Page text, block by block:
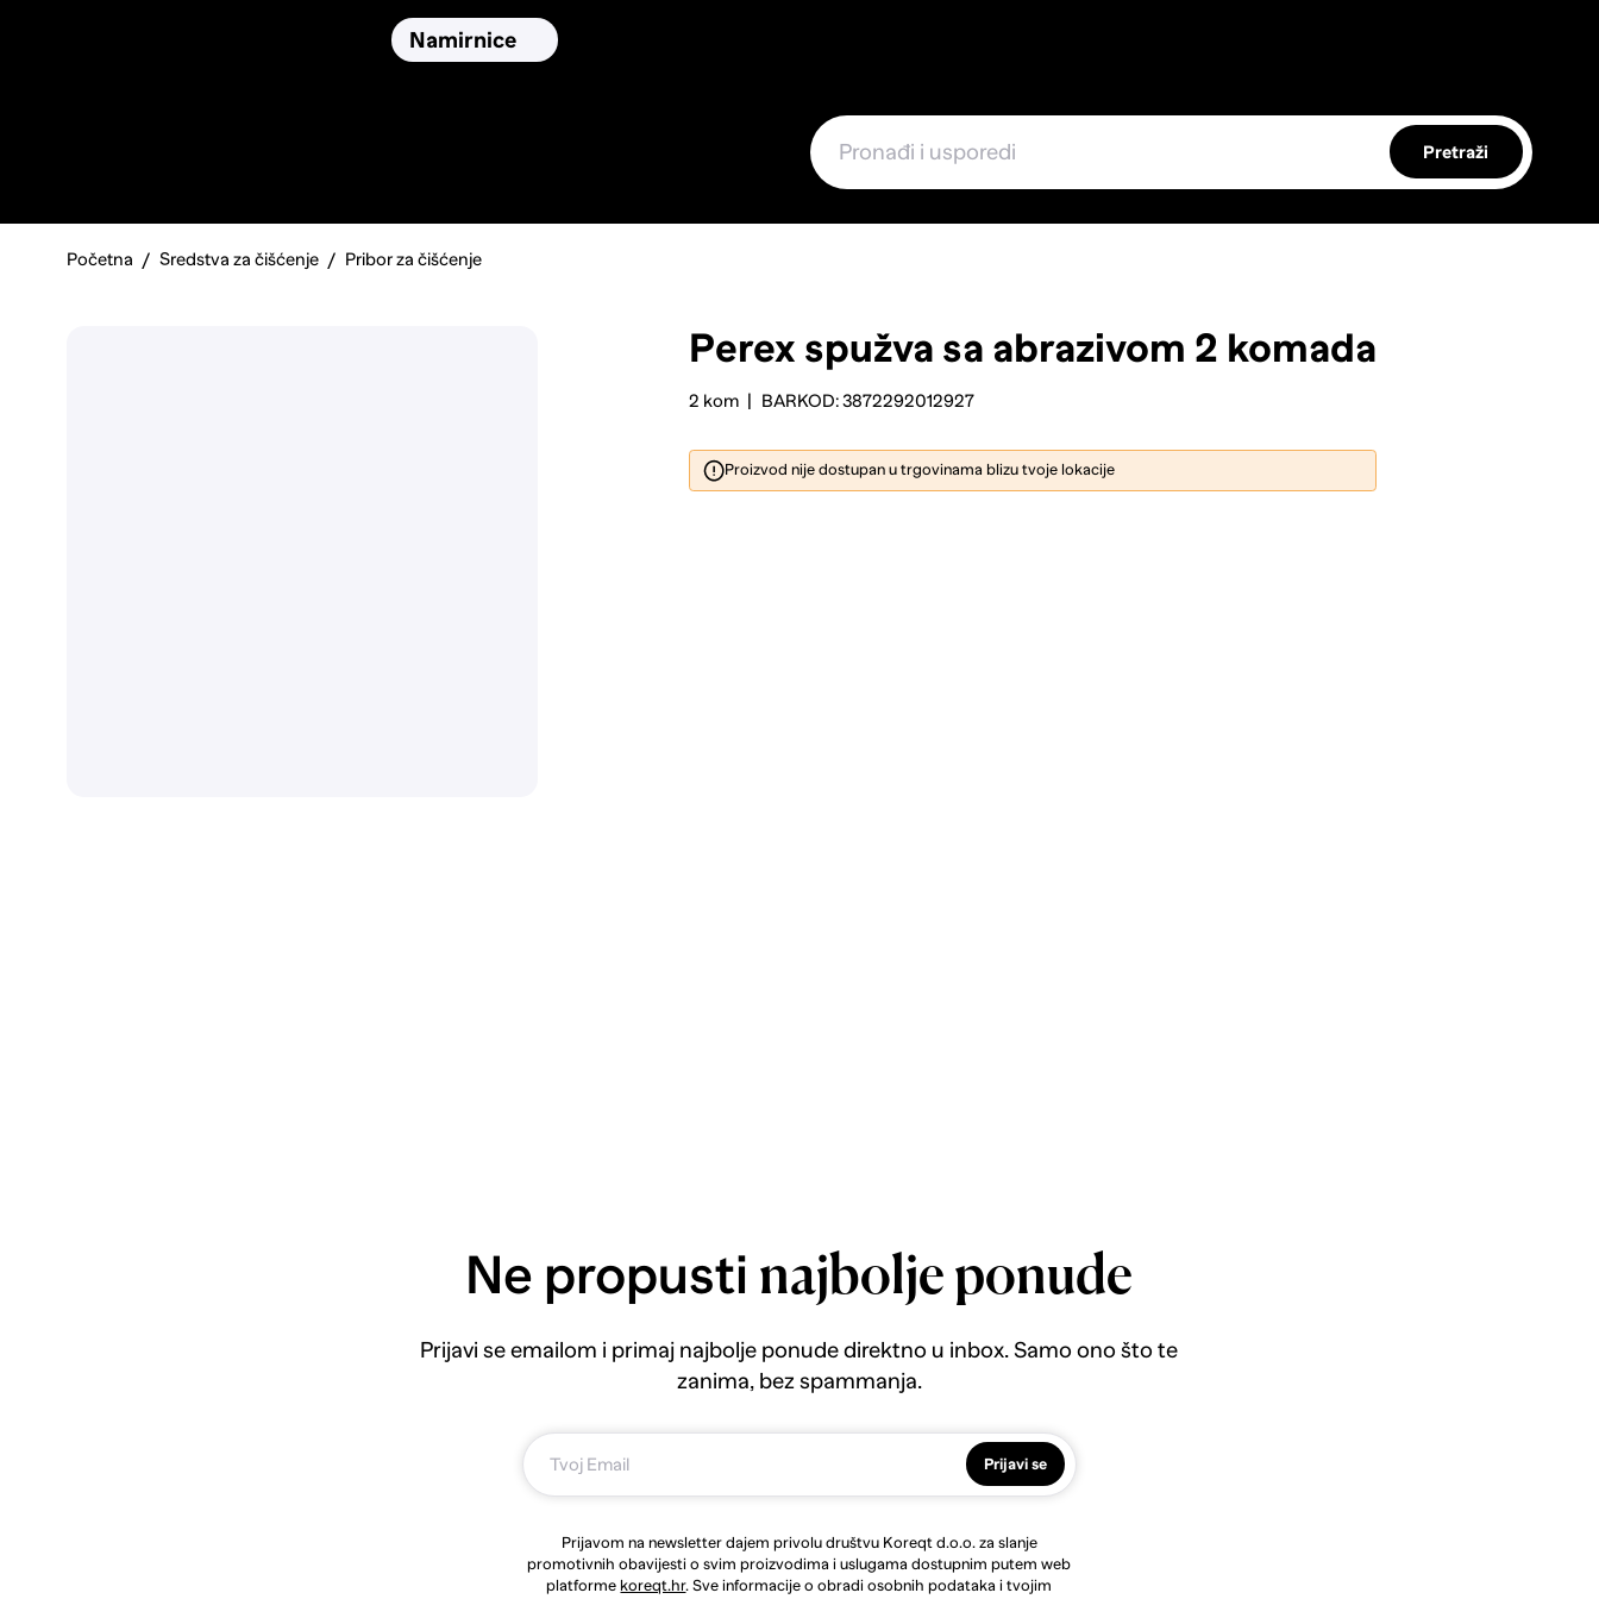
Namirnice
Pretraži
Početna Sredstva za čišćenje Pribor za čišćenje
Perex spužva sa abrazivom 2 komada
2 kom BARKOD: 3872292012927
Proizvod nije dostupan u trgovinama blizu tvoje lokacije
Ne propusti najbolje ponude
Prijavi se emailom i primaj najbolje ponude direktno u inbox. Samo ono što te
zanima, bez spammanja.
Prijavi se
Prijavom na newsletter dajem privolu društvu Koreqt d.o.o. za slanje
promotivnih obavijesti o svim proizvodima i uslugama dostupnim putem web
platforme koreqt.hr. Sve informacije o obradi osobnih podataka i tvojim